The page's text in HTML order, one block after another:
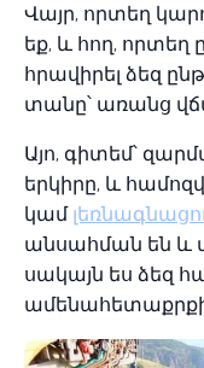
Վայր, որտեղ
եք, և հող, որտեղ
հրավիրել ձեզ
տանը՝ առանց
Այո, գիտեմ՝
երկիրը, և
կամ
անսահման են և
սակայն ես ձեզ